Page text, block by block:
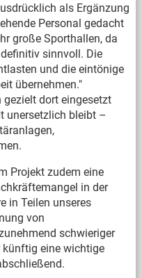
als Ergänzung
Personal gedacht
große Sporthallen, da
sinnvoll. Die
und die eintönige
übernehmen."
gezielt dort eingesetzt
unersetzlich bleibt –
Projekt zudem eine
in der
in Teilen unseres
von
schwieriger
künftig eine wichtige